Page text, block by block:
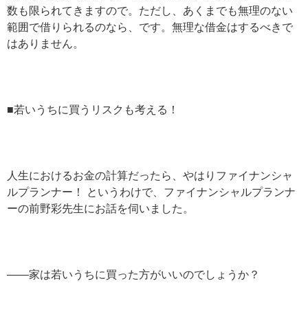
数も限られてきますので。ただし、あくまでも無理のない
範囲で借りられるのなら、です。無理な借金はするべきで
はありません。
■若いうちに買うリスクも考える！
人生におけるお金の計算だったら、やはりファイナンシャ
ルプランナー！ というわけで、ファイナンシャルプランナ
ーの前野彩先生にお話を伺いました。
——家は若いうちに買った方がいいのでしょうか？